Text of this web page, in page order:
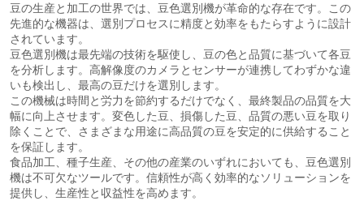
豆の生産と加工の世界では、豆色選別機が革命的な存在です。この
先進的な機器は、選別プロセスに精度と効率をもたらすように設計
されています。
豆色選別機は最先端の技術を駆使し、豆の色と品質に基づいて各豆
を分析します。高解像度のカメラとセンサーが連携してわずかな違
いも検出し、最高の豆だけを選別します。
この機械は時間と労力を節約するだけでなく、最終製品の品質を大
幅に向上させます。変色した豆、損傷した豆、品質の悪い豆を取り
除くことで、さまざまな用途に高品質の豆を安定的に供給すること
を保証します。
食品加工、種子生産、その他の産業のいずれにおいても、豆色選別
機は不可欠なツールです。信頼性が高く効率的なソリューションを
提供し、生産性と収益性を高めます。